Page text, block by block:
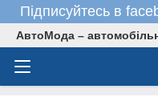
Підписуйтесь в
АвтоМода –